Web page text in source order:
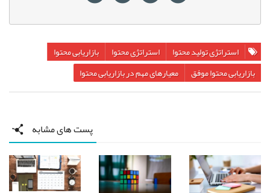
استراتژی تولید محتوا استراتژی محتوا
بازاریابی محتوا
بازاریابی محتوا موفق
معیارهای مهم در بازاریابی محتوا
پست های مشابه